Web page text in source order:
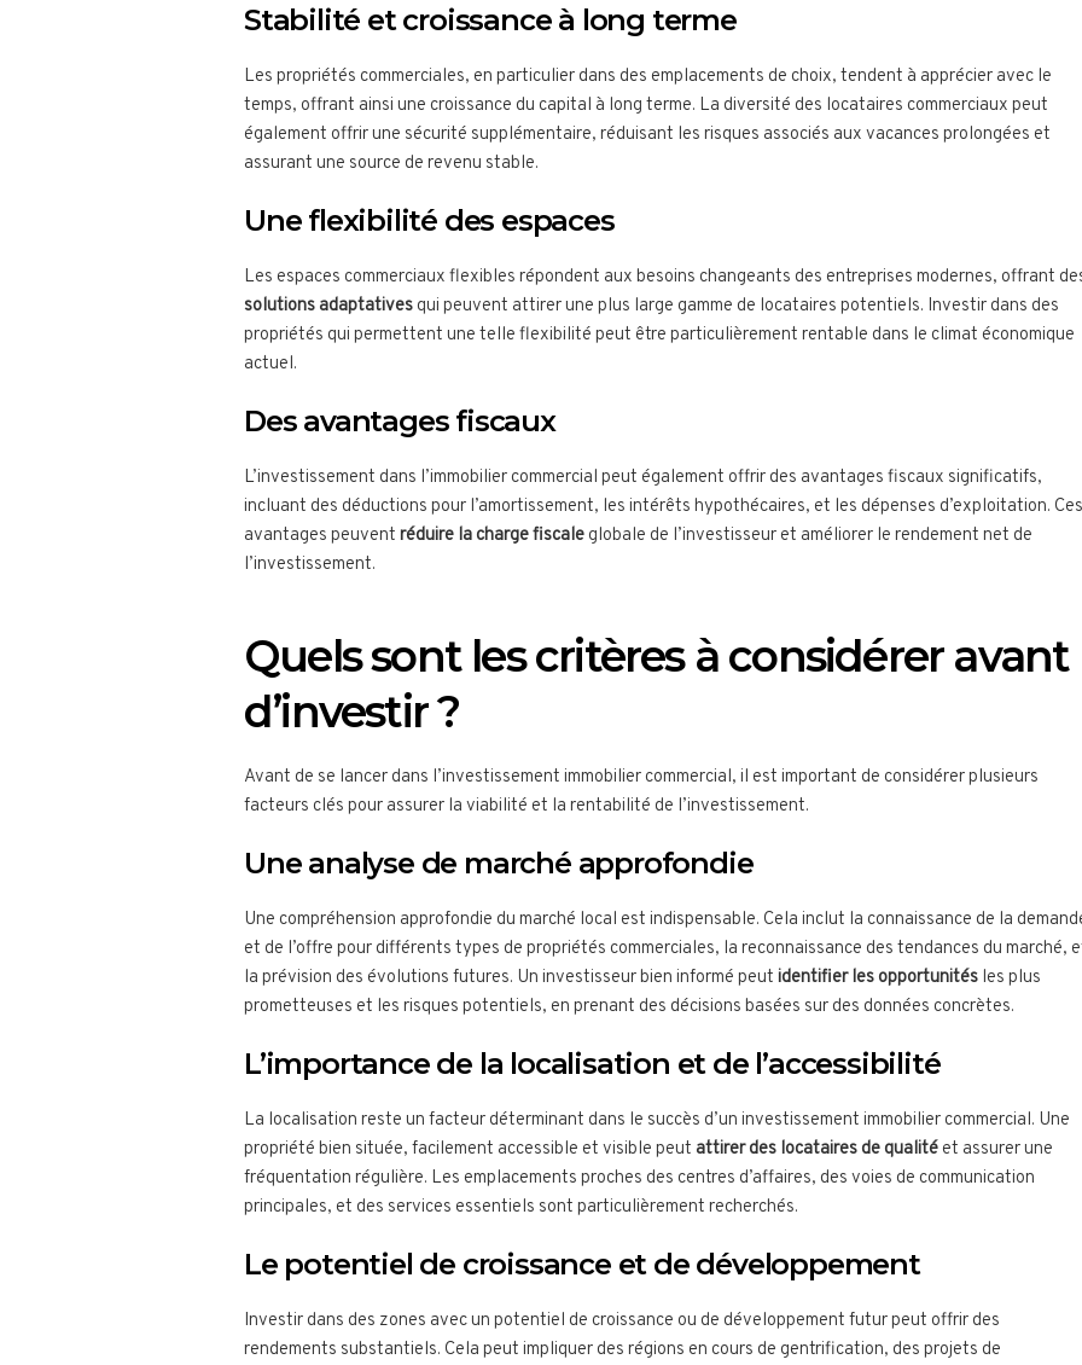
Stabilité et croissance à long terme
Les propriétés commerciales, en particulier dans des emplacements de choix, tendent à apprécier avec le
temps, offrant ainsi une croissance du capital à long terme. La diversité des locataires commerciaux peut
également offrir une sécurité supplémentaire, réduisant les risques associés aux vacances prolongées et
assurant une source de revenu stable.
Une flexibilité des espaces
Les espaces commerciaux flexibles répondent aux besoins changeants des entreprises modernes, offrant
solutions adaptatives qui peuvent attirer une plus large gamme de locataires potentiels. Investir dans des
propriétés qui permettent une telle flexibilité peut être particulièrement rentable dans le climat économique
actuel.
Des avantages fiscaux
L’investissement dans l’immobilier commercial peut également offrir des avantages fiscaux significatifs,
incluant des déductions pour l’amortissement, les intérêts hypothécaires, et les dépenses d’exploitation. Ces
avantages peuvent réduire la charge fiscale globale de l’investisseur et améliorer le rendement net de
l’investissement.
Quels sont les critères à considérer avant
d’investir ?
Avant de se lancer dans l’investissement immobilier commercial, il est important de considérer plusieurs
facteurs clés pour assurer la viabilité et la rentabilité de l’investissement.
Une analyse de marché approfondie
Une compréhension approfondie du marché local est indispensable. Cela inclut la connaissance de la
et de l’offre pour différents types de propriétés commerciales, la reconnaissance des tendances du marché,
la prévision des évolutions futures. Un investisseur bien informé peut identifier les opportunités les plus
prometteuses et les risques potentiels, en prenant des décisions basées sur des données concrètes.
L’importance de la localisation et de l’accessibilité
La localisation reste un facteur déterminant dans le succès d’un investissement immobilier commercial. Une
propriété bien située, facilement accessible et visible peut attirer des locataires de qualité et assurer une
fréquentation régulière. Les emplacements proches des centres d’affaires, des voies de communication
principales, et des services essentiels sont particulièrement recherchés.
Le potentiel de croissance et de développement
Investir dans des zones avec un potentiel de croissance ou de développement futur peut offrir des
rendements substantiels. Cela peut impliquer des régions en cours de gentrification, des projets de